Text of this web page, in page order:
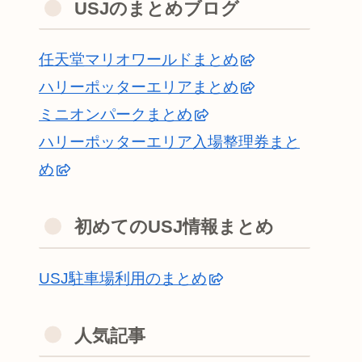
USJのまとめブログ
任天堂マリオワールドまとめ
ハリーポッターエリアまとめ
ミニオンパークまとめ
ハリーポッターエリア入場整理券まと
め
初めてのUSJ情報まとめ
USJ駐車場利用のまとめ
人気記事